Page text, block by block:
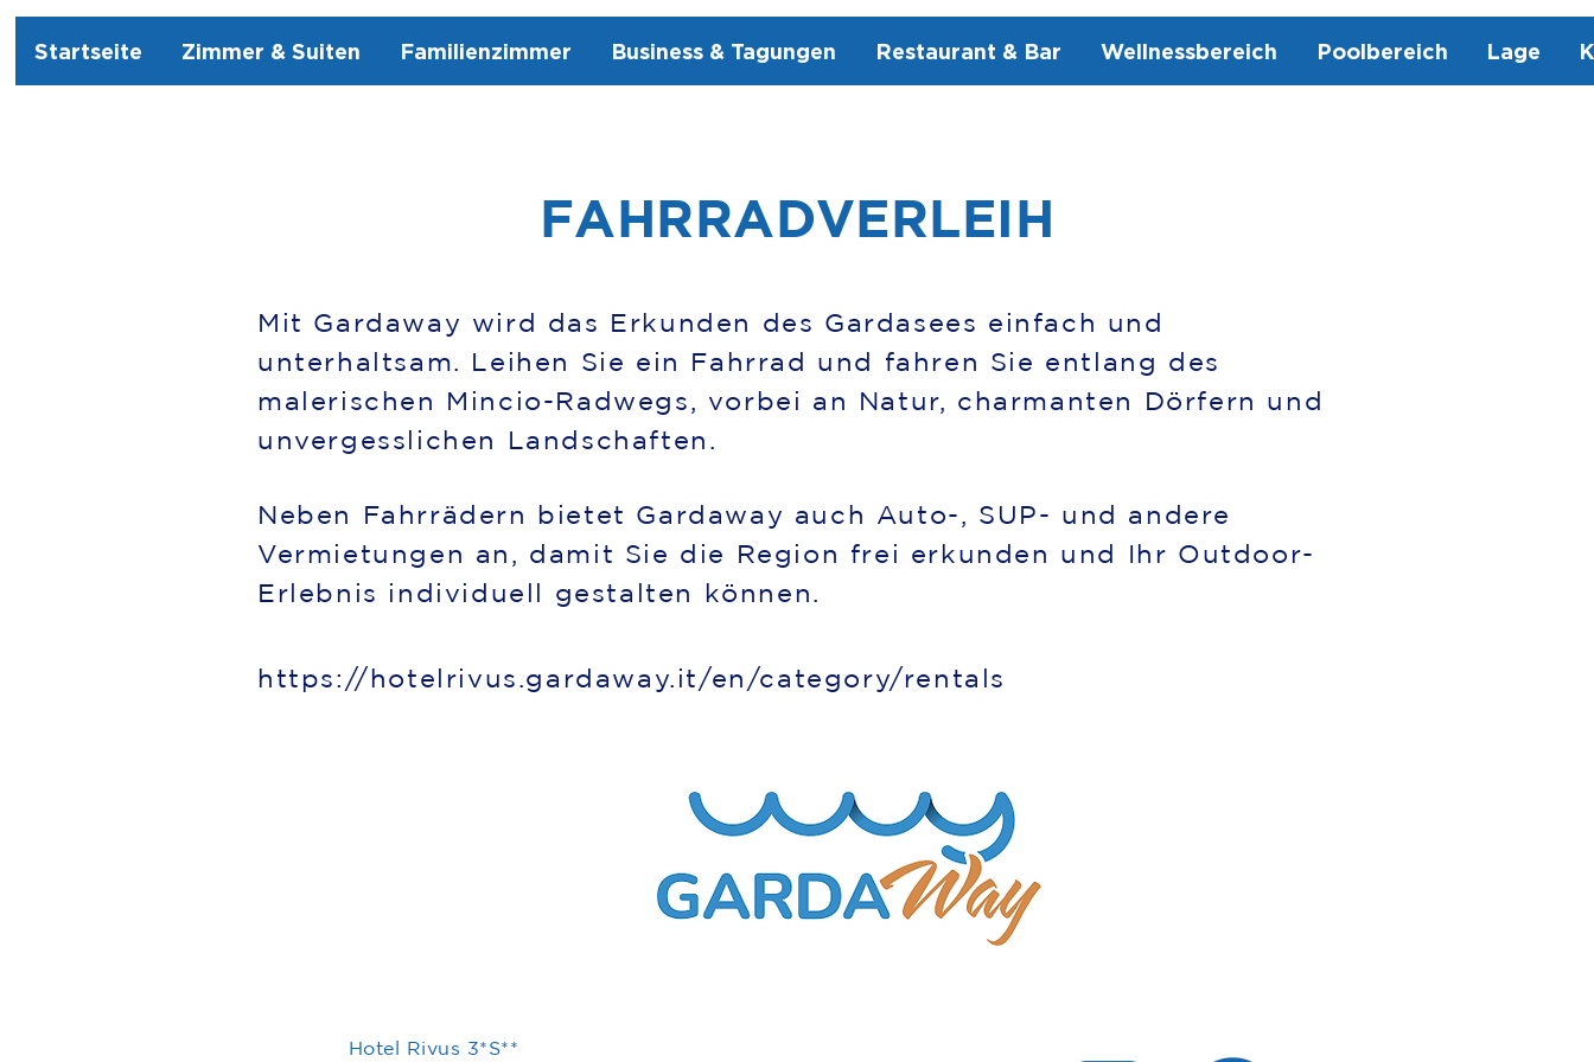
Startseite Zimmer & Suiten Familienzimmer Business & Tagungen Restaurant & Bar Wellnessbereich Poolbereich Lage
FAHRRADVERLEIH
Mit Gardaway wird das Erkunden des Gardasees einfach und
unterhaltsam. Leihen Sie ein Fahrrad und fahren Sie entlang des
malerischen Mincio-Radwegs, vorbei an Natur, charmanten Dörfern und
unvergesslichen Landschaften.
Neben Fahrrädern bietet Gardaway auch Auto-, SUP- und andere
Vermietungen an, damit Sie die Region frei erkunden und Ihr Outdoor-
Erlebnis individuell gestalten können.
https://hotelrivus.gardaway.it/en/category/rentals
Hotel Rivus 3*S**